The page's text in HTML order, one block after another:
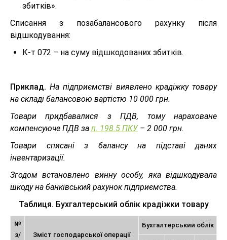
збитків».
Списання з позабалансового рахунку після
відшкодування:
К-т 072 – на суму відшкодованих збитків.
Приклад. На підприємстві виявлено крадіжку товару
на складі балансовою вартістю 10 000 грн.
Товари придбавалися з ПДВ, тому нараховане
компенсуюче ПДВ за п. 198.5 ПКУ– 2 000 грн.
Товари списані з балансу на підставі даних
інвентаризації.
Згодом встановлено винну особу, яка відшкодувала
шкоду на банківський рахунок підприємства.
Таблиця. Бухгалтерський облік крадіжки товару
№
з/
Зміст господарської операції
Бухгалтерський облік